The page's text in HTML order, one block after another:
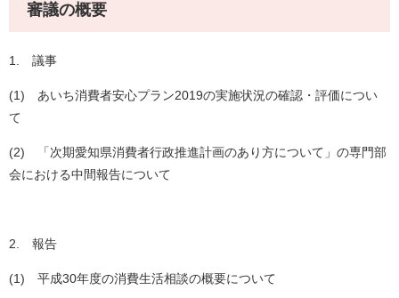
審議の概要
1. 議事
(1) あいち消費者安心プラン2019の実施状況の確認・評価につい
て
(2) 「次期愛知県消費者行政推進計画のあり方について」の専門部
会における中間報告について
2. 報告
(1) 平成30年度の消費生活相談の概要について